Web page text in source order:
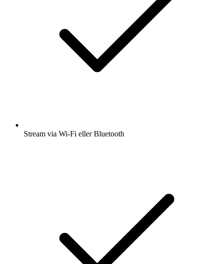
Stream via Wi-Fi eller Bluetooth